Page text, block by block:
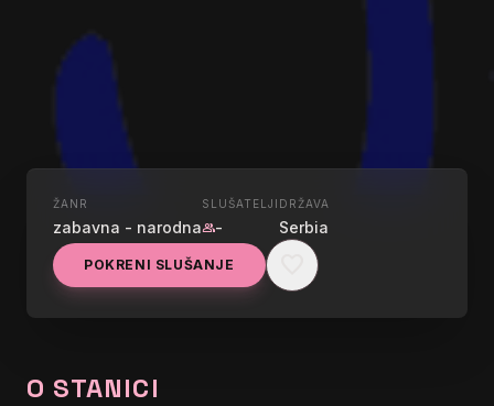
UŽIVO
YU NOVI PAZAR
graphic_eq
ŽANR
zabavna - narodna
SLUŠATELJI
group-
DRŽAVA
Serbia
POKRENI SLUŠANJE
O STANICI